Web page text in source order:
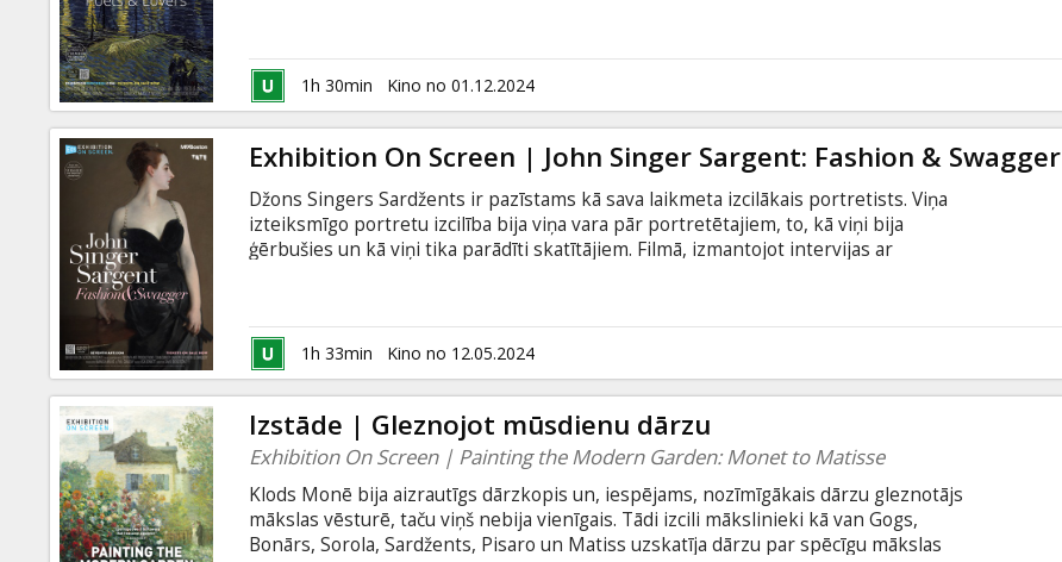
pievēršas viņa unikālajam radošajam procesam, pētot mākslinieka pavadītos
dzīves gadus Francijas dienvidos, kur viņš revolucionāri mainīja savu stilu.
1h 30min Kino no 01.12.2024
Exhibition On Screen | John Singer Sargent: Fashion & Swagger
Džons Singers Sardžents ir pazīstams kā sava laikmeta izcilākais portretists. Viņa
izteiksmīgo portretu izcilība bija viņa vara pār portretētajiem, to, kā viņi bija
ģērbušies un kā viņi tika parādīti skatītājiem. Filmā, izmantojot intervijas ar
1h 33min Kino no 12.05.2024
Izstāde | Gleznojot mūsdienu dārzu
Exhibition On Screen | Painting the Modern Garden: Monet to Matisse
Klods Monē bija aizrautīgs dārzkopis un, iespējams, nozīmīgākais dārzu gleznotājs
mākslas vēsturē, taču viņš nebija vienīgais. Tādi izcili mākslinieki kā van Gogs,
Bonārs, Sorola, Sardžents, Pisaro un Matiss uzskatīja dārzu par spēcīgu mākslas